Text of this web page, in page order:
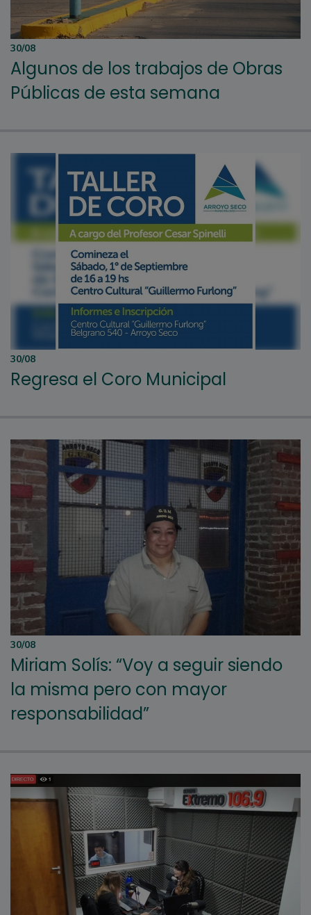
30/08
Algunos de los trabajos de Obras
Públicas de esta semana
30/08
Regresa el Coro Municipal
30/08
Miriam Solís: “Voy a seguir siendo
la misma pero con mayor
responsabilidad”